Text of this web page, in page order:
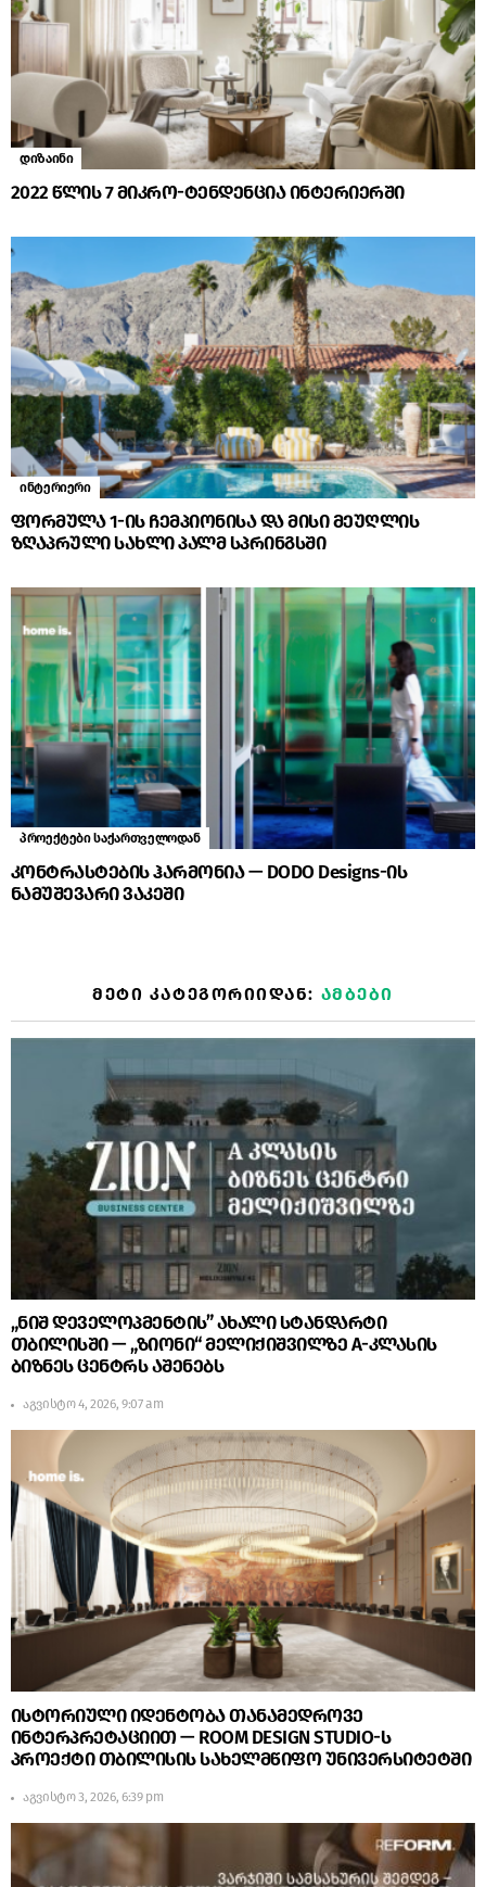
დიზაინი
2022 წლის 7 მიკრო-ტენდენცია ინტერიერში
ინტერიერი
ფორმულა 1-ის ჩემპიონისა და მისი მეუღლის
ზღაპრული სახლი პალმ სპრინგსში
პროექტები საქართველოდან
კონტრასტების ჰარმონია — DODO Designs-ის
ნამუშევარი ვაკეში
ᲛᲔᲢᲘ ᲙᲐᲢᲔᲒᲝᲠᲘᲘᲓᲐᲜ: ᲐᲛᲑᲔᲑᲘ
„ნიშ დეველოპმენტის” ახალი სტანდარტი
თბილისში — „ზიონი“ მელიქიშვილზე A-კლასის
ბიზნეს ცენტრს აშენებს
აგვისტო 4, 2026, 9:07 am
ისტორიული იდენტობა თანამედროვე
ინტერპრეტაციით — ROOM DESIGN STUDIO-ს
პროექტი თბილისის სახელმწიფო უნივერსიტეტში
აგვისტო 3, 2026, 6:39 pm